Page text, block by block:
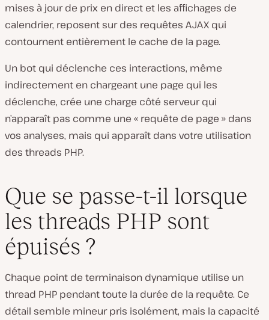
mises à jour de prix en direct et les affichages de
calendrier, reposent sur des requêtes AJAX qui
contournent entièrement le cache de la page.
Un bot qui déclenche ces interactions, même
indirectement en chargeant une page qui les
déclenche, crée une charge côté serveur qui
n’apparaît pas comme une « requête de page » dans
vos analyses, mais qui apparaît dans votre utilisation
des threads PHP.
Que se passe-t-il lorsque
les threads PHP sont
épuisés ?
Chaque point de terminaison dynamique utilise un
thread PHP pendant toute la durée de la requête. Ce
détail semble mineur pris isolément, mais la capacité